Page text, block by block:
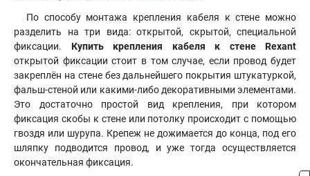
По способу монтажа крепления кабеля к стене можно
разделить на три вида: открытой, скрытой, специальной
фиксации. Купить крепления кабеля к стене Rexant
открытой фиксации стоит в том случае, если провод будет
закреплён на стене без дальнейшего покрытия штукатуркой,
фальш-стеной или какими-либо декоративными элементами.
Это достаточно простой вид крепления, при котором
фиксация скобы к стене или потолку происходит с помощью
гвоздя или шурупа. Крепеж не дожимается до конца, под его
шляпку подводится провод, и уже тогда осуществляется
окончательная фиксация.